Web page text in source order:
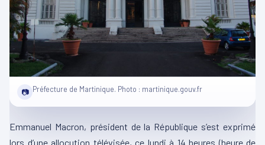
📷 Préfecture de Martinique. Photo : martinique.gouv.fr
Emmanuel Macron, président de la République s’est exprimé
lors d’une allocution télévisée, ce lundi à 14 heures (heure de